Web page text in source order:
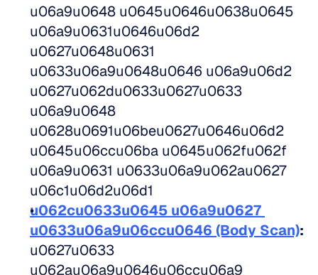
u06a9u0648 u0645u0646u0638u0645
u06a9u0631u0646u06d2
u0627u0648u0631
u0633u06a9u0648u0646 u06a9u06d2
u0627u062du0633u0627u0633
u06a9u0648
u0628u0691u06beu0627u0646u06d2
u0645u06ccu06ba u0645u062fu062f
u06a9u0631 u0633u06a9u062au0627
u06c1u06d2u06d1
u062cu0633u0645 u06a9u0627
u0633u06a9u06ccu0646 (Body Scan):
u0627u0633
u062au06a9u0646u06ccu06a9